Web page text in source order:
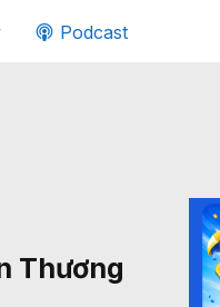
Podcast
Thương